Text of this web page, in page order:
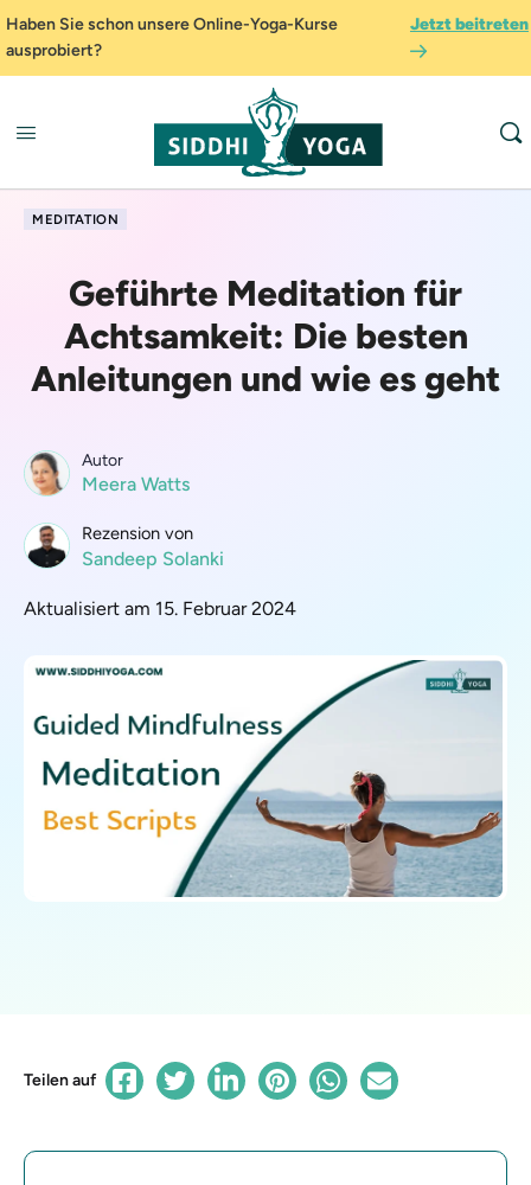
Haben Sie schon unsere Online-Yoga-Kurse
ausprobiert?
Jetzt beitreten
MEDITATION
Geführte Meditation für
Achtsamkeit: Die besten
Anleitungen und wie es geht
Autor
Meera Watts
Rezension von
Sandeep Solanki
Aktualisiert am 15. Februar 2024
Teilen auf